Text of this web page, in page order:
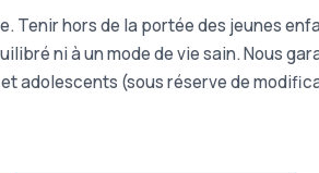
Tenir hors de la portée des jeunes
ni à un mode de vie sain. Nous
adolescents (sous réserve de